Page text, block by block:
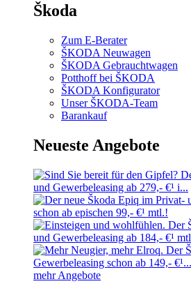
Škoda
Zum E-Berater
ŠKODA Neuwagen
ŠKODA Gebrauchtwagen
Potthoff bei ŠKODA
ŠKODA Konfigurator
Unser ŠKODA-Team
Barankauf
Neueste Angebote
mehr Angebote